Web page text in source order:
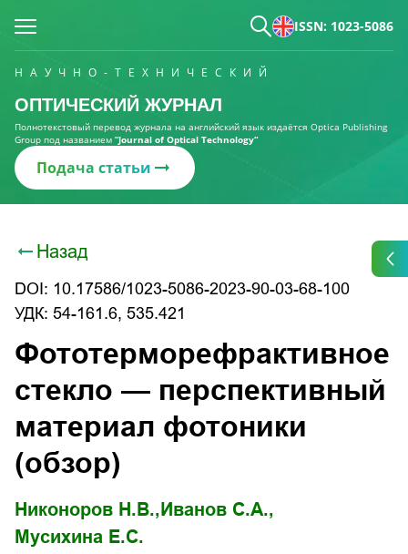
ISSN: 1023-5086
НАУЧНО-ТЕХНИЧЕСКИЙ
ОПТИЧЕСКИЙ ЖУРНАЛ
Полнотекстовый перевод журнала на английский язык издаётся Optica Publishing
Group под названием “Journal of Optical Technology“
Подача статьи
Назад
DOI: 10.17586/1023-5086-2023-90-03-68-100
УДК: 54-161.6, 535.421
Фототерморефрактивное
стекло — перспективный
материал фотоники
(обзор)
Никоноров Н.В., Иванов С.А.,
Мусихина Е.С.